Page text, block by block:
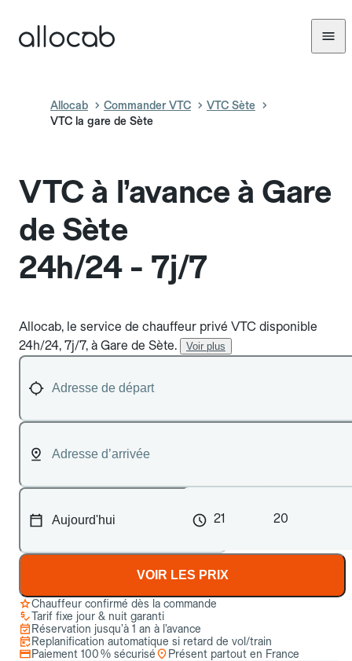
Allocab Commander VTC
VTC Sète
VTC la gare de Sète
VTC à l’avance à Gare
de Sète
24h/24 - 7j/7
Allocab, le service de chauffeur privé VTC disponible
24h/24, 7j/7, à Gare de Sète.
Voir plus
21 20
VOIR LES PRIX
Chauffeur confirmé dès la commande
Tarif fixe jour & nuit garanti
Réservation jusqu’à 1 an à l’avance
Replanification automatique si retard de vol/train
Paiement 100 % sécurisé
Présent partout en France